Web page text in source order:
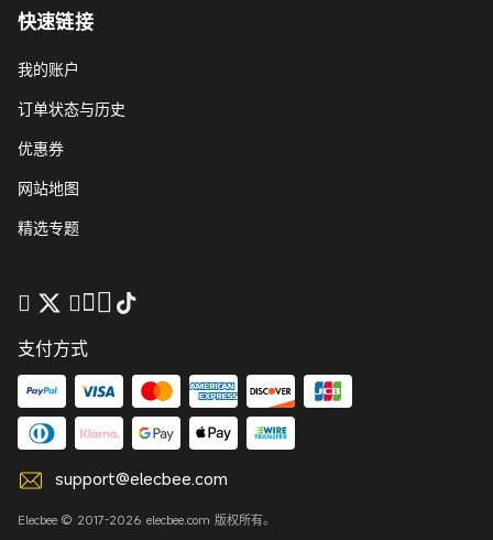
快速链接
我的账户
订单状态与历史
优惠券
网站地图
精选专题
支付方式
support@elecbee.com
Elecbee © 2017-2026 elecbee.com 版权所有。